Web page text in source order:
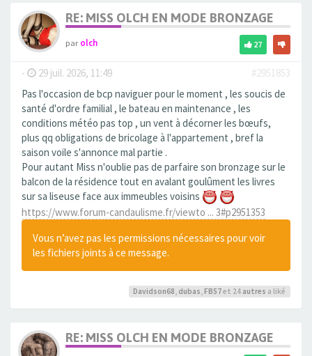
RE: MISS OLCH EN MODE BRONZAGE
parolch 27
- 29 juil. 2026, 11:49
#2951853
Pas l'occasion de bcp naviguer pour le moment , les soucis de
santé d'ordre familial , le bateau en maintenance , les
conditions météo pas top , un vent à décorner les bœufs,
plus qq obligations de bricolage à l'appartement , bref la
saison voile s'annonce mal partie .
Pour autant Miss n'oublie pas de parfaire son bronzage sur le
balcon de la résidence tout en avalant goulûment les livres
sur sa liseuse face aux immeubles voisins
https://www.forum-candaulisme.fr/viewto ... 3#p2951353
Vous n’avez pas les permissions nécessaires pour voir
les fichiers joints à ce message.
Davidson68 dubas FB57et 24 autres a liké
RE: MISS OLCH EN MODE BRONZAGE